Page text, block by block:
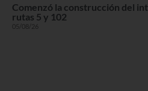
Comenzó la construcción del
rutas 5 y 102
05/08/26